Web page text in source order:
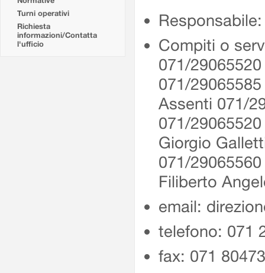
Turni operativi
Richiesta
informazioni/Contatta
l'ufficio
Compiti o
071/
071/
Assenti 071/
071/
Giorgio
071/
Filiberto
email:
telefono: 071
fax: 071